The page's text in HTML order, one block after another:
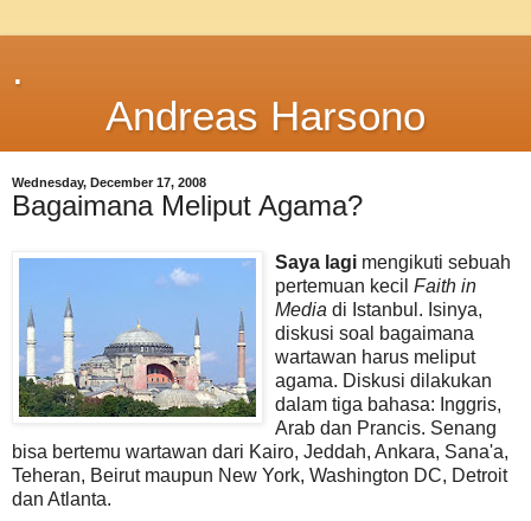
.
Andreas Harsono
Wednesday, December 17, 2008
Bagaimana Meliput Agama?
Saya lagi mengikuti sebuah
pertemuan kecil Faith in
Media di Istanbul. Isinya,
diskusi soal bagaimana
wartawan harus meliput
agama. Diskusi dilakukan
dalam tiga bahasa: Inggris,
Arab dan Prancis. Senang
bisa bertemu wartawan dari Kairo, Jeddah, Ankara, Sana'a,
Teheran, Beirut maupun New York, Washington DC, Detroit
dan Atlanta.